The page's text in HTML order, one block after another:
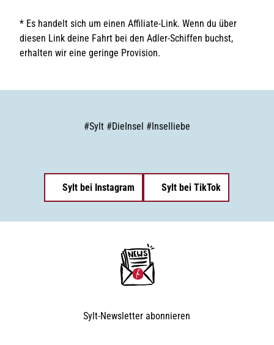
* Es handelt sich um einen Affiliate-Link. Wenn du über
diesen Link deine Fahrt bei den Adler-Schiffen buchst,
erhalten wir eine geringe Provision.
#Sylt #DieInsel #Inselliebe
Sylt bei Instagram Sylt bei TikTok
Sylt-Newsletter abonnieren